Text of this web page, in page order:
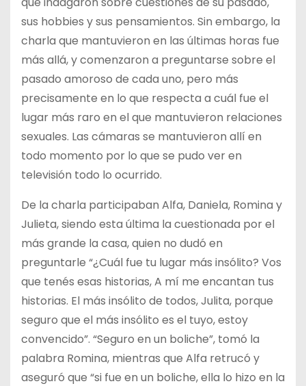
sus hobbies y sus pensamientos. Sin embargo, la
charla que mantuvieron en las últimas horas fue
más allá, y comenzaron a preguntarse sobre el
pasado amoroso de cada uno, pero más
precisamente en lo que respecta a cuál fue el
lugar más raro en el que mantuvieron relaciones
sexuales. Las cámaras se mantuvieron allí en
todo momento por lo que se pudo ver en
televisión todo lo ocurrido.
De la charla participaban Alfa, Daniela, Romina y
Julieta, siendo esta última la cuestionada por el
más grande la casa, quien no dudó en
preguntarle “¿Cuál fue tu lugar más insólito? Vos
que tenés esas historias, A mí me encantan tus
historias. El más insólito de todos, Julita, porque
seguro que el más insólito es el tuyo, estoy
convencido”. “Seguro en un boliche”, tomó la
palabra Romina, mientras que Alfa retrucó y
aseguró que “si fue en un boliche, ella lo hizo en la